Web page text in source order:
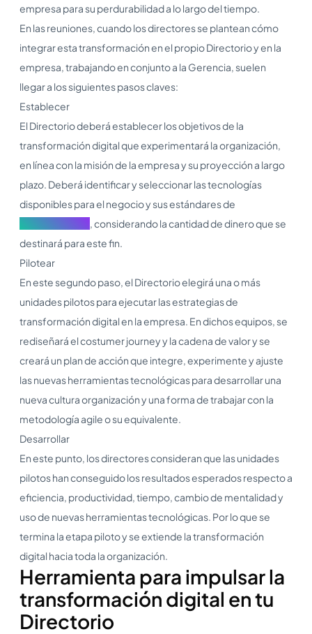
empresa para su perdurabilidad a lo largo del tiempo.
En las reuniones, cuando los directores se plantean cómo
integrar esta transformación en el propio Directorio y en la
empresa, trabajando en conjunto a la Gerencia, suelen
llegar a los siguientes pasos claves:
Establecer
El Directorio deberá establecer los objetivos de la
transformación digital que experimentará la organización,
en línea con la misión de la empresa y su proyección a largo
plazo. Deberá identificar y seleccionar las tecnologías
disponibles para el negocio y sus estándares de
, considerando la cantidad de dinero que se
destinará para este fin.
Pilotear
En este segundo paso, el Directorio elegirá una o más
unidades pilotos para ejecutar las estrategias de
transformación digital en la empresa. En dichos equipos, se
rediseñará el costumer journey y la cadena de valor y se
creará un plan de acción que integre, experimente y ajuste
las nuevas herramientas tecnológicas para desarrollar una
nueva cultura organización y una forma de trabajar con la
metodología agile o su equivalente.
Desarrollar
En este punto, los directores consideran que las unidades
pilotos han conseguido los resultados esperados respecto a
eficiencia, productividad, tiempo, cambio de mentalidad y
uso de nuevas herramientas tecnológicas. Por lo que se
termina la etapa piloto y se extiende la transformación
digital hacia toda la organización.
Herramienta para impulsar la
transformación digital en tu
Directorio